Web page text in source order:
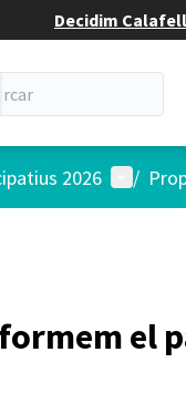
Decidim Calafell
2026 Menú
/
el